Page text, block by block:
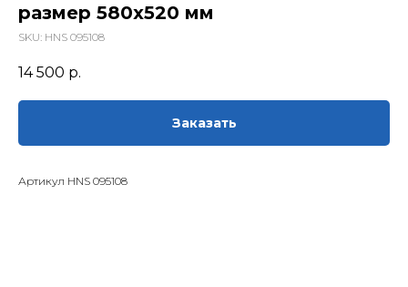
размер 580х520 мм
SKU: HNS 095108
14 500 р.
Заказать
Артикул HNS 095108